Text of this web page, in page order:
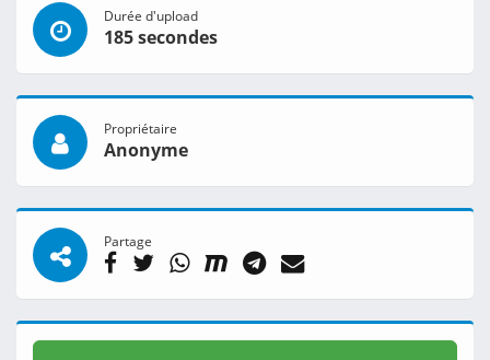
Durée d'upload
185 secondes
Propriétaire
Anonyme
Partage